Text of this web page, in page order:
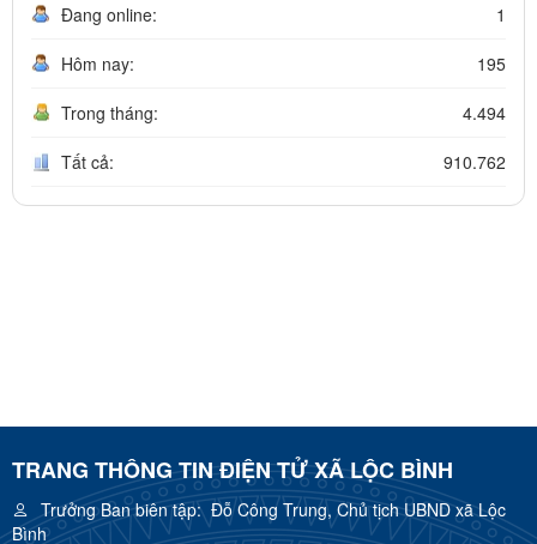
Đang online: 1
Hôm nay: 195
Trong tháng: 4.494
Tất cả: 910.762
TRANG THÔNG TIN ĐIỆN TỬ XÃ LỘC BÌNH
Trưởng Ban biên tập:Đỗ Công Trung, Chủ tịch UBND xã Lộc
Bình